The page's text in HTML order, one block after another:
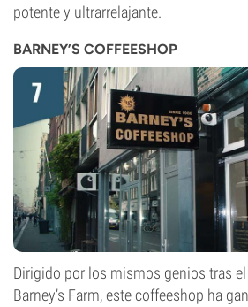
potente y ultrarrelajante.
BARNEY’S COFFEESHOP
Dirigido por los mismos genios tras
Barney’s Farm, este coffeeshop ha